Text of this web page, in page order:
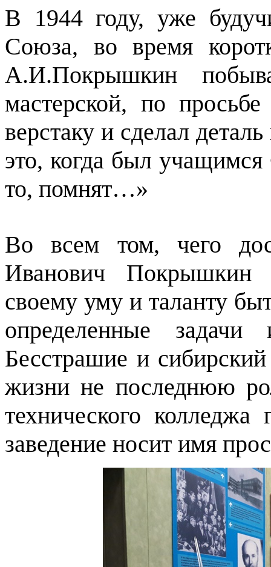
В 1944 году, уже
Союза, во время
А.И.Покрышкин
мастерской, по
верстаку и сделал
это, когда был
то, помнят…»
Во всем том, чего
Иванович Покрышкин
своему уму и таланту
определенные
Бесстрашие и
жизни не последнюю
технического
заведение носит имя